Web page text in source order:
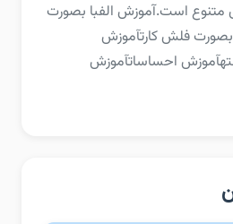
متنوع است.‏آموزش الفبا بصورت
فلش کارت‏آموزش
احساسات‏آموزش